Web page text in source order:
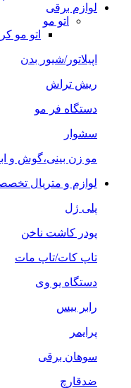
لوازم برقی
اتو مو
اتو مو
اپیلاتور/شیور بدن
ریش تراش
دستگاه فر مو
سشوار
مو زن بینی،گوش و
لوازم و متریال
پلی ژل
پودر کاشت ناخن
تاپ کات/تاپ مات
دستگاه یو وی
رابر بیس
پرایمر
سوهان برقی
ضدقارچ